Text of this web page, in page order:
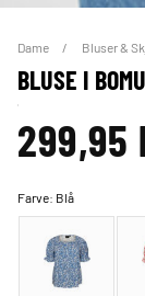
Dame Bluser &
BLUSE I
299,95
Farve: Blå